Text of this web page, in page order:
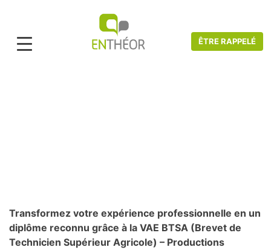
ÊTRE RAPPELÉ
Transformez votre expérience professionnelle en un
diplôme reconnu grâce à la VAE BTSA (Brevet de
Technicien Supérieur Agricole) – Productions